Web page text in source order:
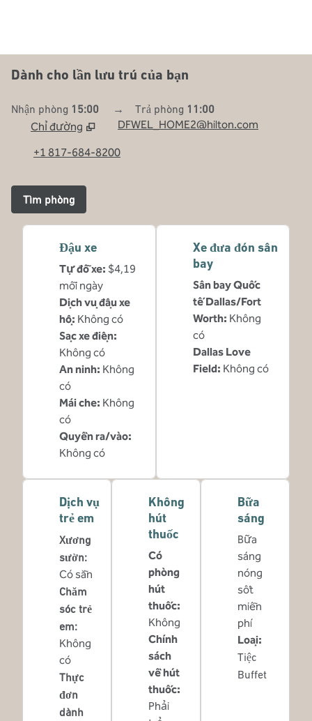
Dành cho lần lưu trú của bạn
Nhận phòng 15:00 → Trả phòng 11:00
Chỉ đường
Mở tab mới
DFWEL_HOME2@hilton.com
+1 817-684-8200
Tìm phòng
Đậu xe
Tự đỗ xe: $4,19
mỗi ngày
Dịch vụ đậu xe
hộ: Không có
Sạc xe điện:
Không có
An ninh: Không
có
Mái che: Không
có
Quyền ra/vào:
Không có
Xe đưa đón sân
bay
Sân bay Quốc
tế Dallas/Fort
Worth: Không
có
Dallas Love
Field: Không có
Dịch vụ
trẻ em
Xương
sườn:
Có sẵn
Chăm
sóc trẻ
em:
Không
có
Thực
đơn
dành
Không
hút
thuốc
Có
phòng
hút
thuốc:
Không
Chính
sách
về hút
thuốc:
Phải
Bữa
sáng
Bữa
sáng
nóng
sốt
miễn
phí
Loại:
Tiệc
Buffet